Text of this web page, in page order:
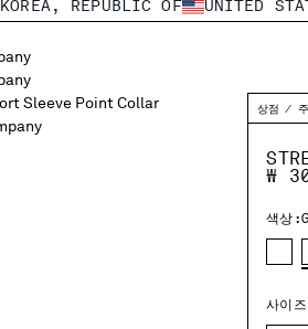
KOREA, REPUBLIC OF UNITED
상점
₩